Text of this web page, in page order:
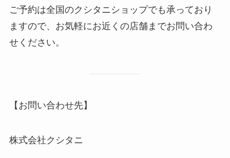
ご予約は全国のクシタニショップでも承っており
ますので、お気軽にお近くの店舗までお問い合わ
せください。
【お問い合わせ先】
株式会社クシタニ